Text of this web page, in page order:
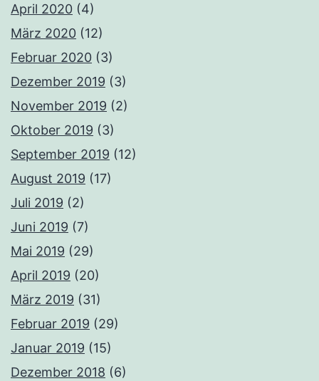
April 2020 (4)
März 2020 (12)
Februar 2020 (3)
Dezember 2019 (3)
November 2019 (2)
Oktober 2019 (3)
September 2019 (12)
August 2019 (17)
Juli 2019 (2)
Juni 2019 (7)
Mai 2019 (29)
April 2019 (20)
März 2019 (31)
Februar 2019 (29)
Januar 2019 (15)
Dezember 2018 (6)